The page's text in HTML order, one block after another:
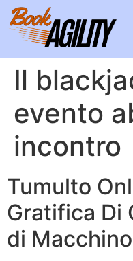
Il
evento
incontro
Tumulto
Gratifica Di
di